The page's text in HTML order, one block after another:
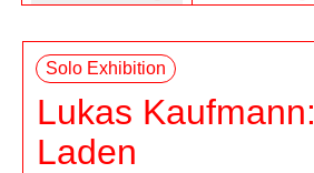
Solo Exhibition
Lukas Kaufmann:
Laden